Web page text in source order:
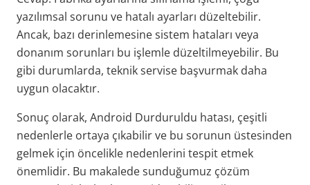
yazılımsal sorunu ve hatalı ayarları düzeltebilir.
Ancak, bazı derinlemesine sistem hataları veya
donanım sorunları bu işlemle düzeltilmeyebilir. Bu
gibi durumlarda, teknik servise başvurmak daha
uygun olacaktır.
Sonuç olarak, Android Durduruldu hatası, çeşitli
nedenlerle ortaya çıkabilir ve bu sorunun üstesinden
gelmek için öncelikle nedenlerini tespit etmek
önemlidir. Bu makalede sunduğumuz çözüm